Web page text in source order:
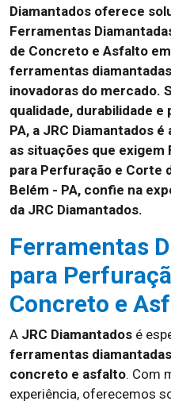
Diamantados oferece
Ferramentas
de Concreto e Asfalto
ferramentas
inovadoras do mercado.
qualidade, durabilidade
PA, a JRC Diamantados
as situações que exigem
para Perfuração e Corte
Belém - PA, confie na
da JRC Diamantados.
Ferramentas
para
Concreto e
A JRC Diamantados é
ferramentas
concreto e asfalto. Com
experiência, oferecemos